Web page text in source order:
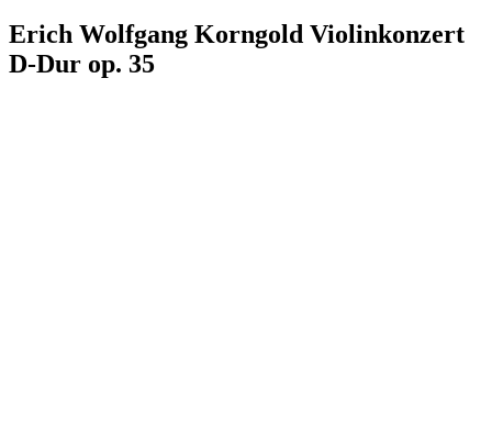
Erich Wolfgang Korngold Violinkonzert
D-Dur op. 35